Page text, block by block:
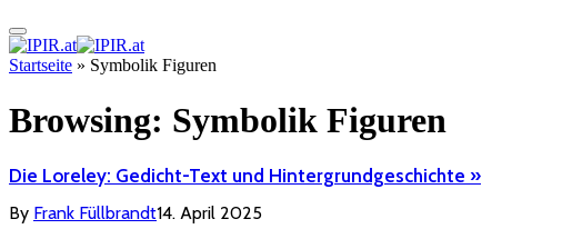
Startseite » Symbolik Figuren
Browsing: Symbolik Figuren
Die Loreley: Gedicht-Text und Hintergrundgeschichte »
By Frank Füllbrandt14. April 2025